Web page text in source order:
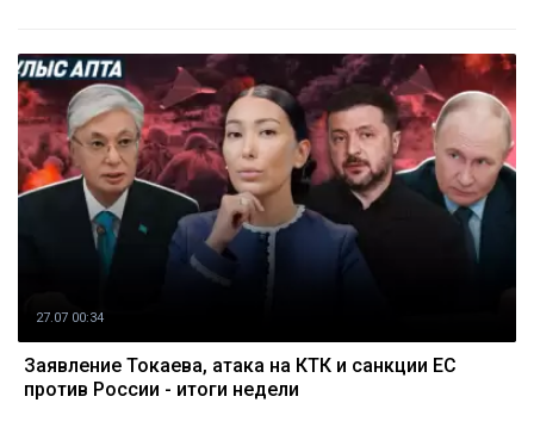
27.07 00:34
Заявление Токаева, атака на КТК и санкции ЕС
против России - итоги недели